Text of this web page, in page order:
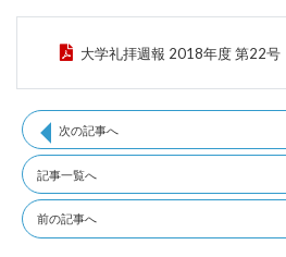
大学礼拝週報 2018年度 第22号
次の記事へ
記事一覧へ
前の記事へ